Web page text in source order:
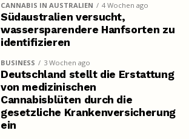
CANNABIS IN AUSTRALIEN 4 Wochen ago
Südaustralien versucht,
wassersparendere Hanfsorten zu
identifizieren
BUSINESS 3 Wochen ago
Deutschland stellt die Erstattung
von medizinischen
Cannabisblüten durch die
gesetzliche Krankenversicherung
ein